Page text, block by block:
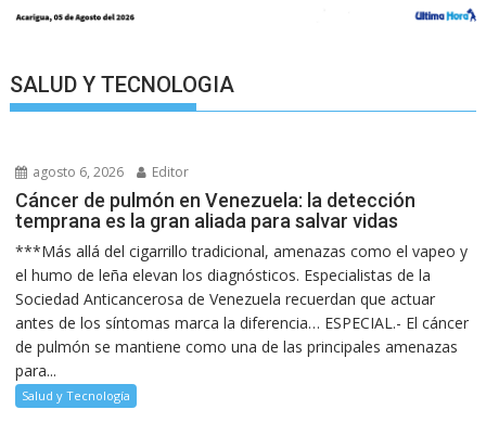
SALUD Y TECNOLOGIA
agosto 6, 2026 Editor
Cáncer de pulmón en Venezuela: la detección
temprana es la gran aliada para salvar vidas
***Más allá del cigarrillo tradicional, amenazas como el vapeo y
el humo de leña elevan los diagnósticos. Especialistas de la
Sociedad Anticancerosa de Venezuela recuerdan que actuar
antes de los síntomas marca la diferencia… ESPECIAL.- El cáncer
de pulmón se mantiene como una de las principales amenazas
para...
Salud y Tecnología